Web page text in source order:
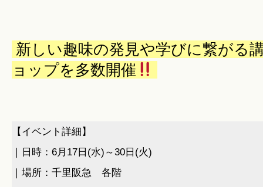
私たちのこと
新しい趣味の発見や学びに繋がる
ョップを多数開催
【イベント詳細】
｜日時：6月17日(水)～30日(火)
｜場所：千里阪急　各階